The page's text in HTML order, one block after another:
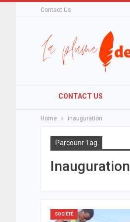
Contact Us
CONTACT US
Home inauguration
Parcourir Tag
Inauguration
SOCIÉTÉ